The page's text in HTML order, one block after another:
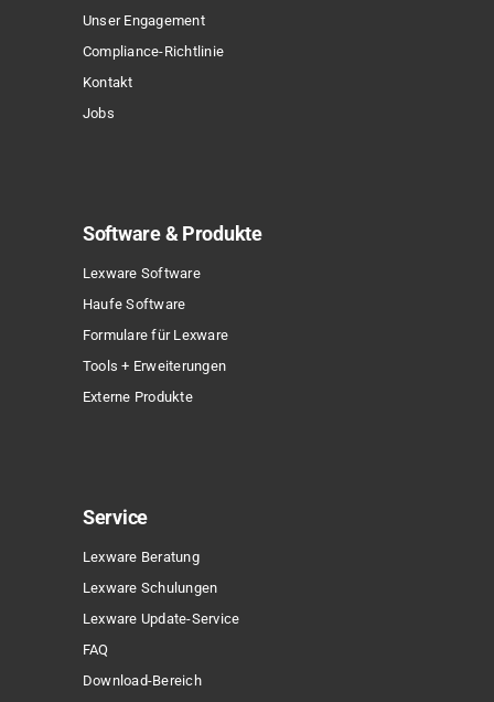
Unser Engagement
Compliance-Richtlinie
Kontakt
Jobs
Software & Produkte
Lexware Software
Haufe Software
Formulare für Lexware
Tools + Erweiterungen
Externe Produkte
Service
Lexware Beratung
Lexware Schulungen
Lexware Update-Service
FAQ
Download-Bereich